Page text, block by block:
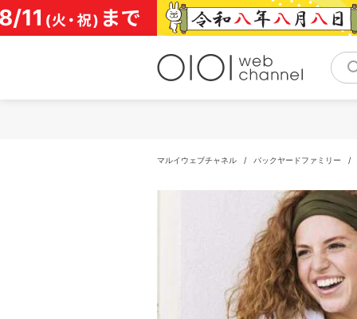
コ
ン
テ
マルイウェブチャネル / バックヤードファミリー /